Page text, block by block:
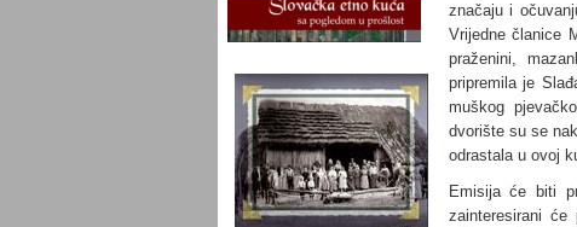
značaju i
Vrijedne članice
praženini,
pripremila je
muškog
dvorište su se
odrastala u ovoj
Emisija će biti
zainteresirani će